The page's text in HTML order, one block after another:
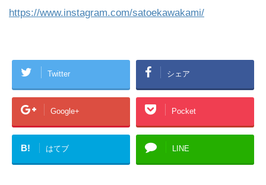
https://www.instagram.com/satoekawakami/
Twitter シェア
Google+ Pocket
B! はてブ LINE